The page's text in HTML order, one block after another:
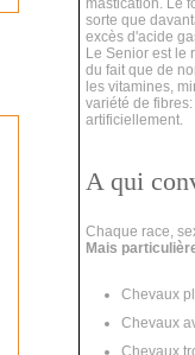
mastication. Le
sorte que
excès d'acide
Le Senior est le
du fait que de
les vitamines,
variété de
artificiellement.
A qui
Chaque race,
Mais
Chevaux
Chevaux
Chevaux